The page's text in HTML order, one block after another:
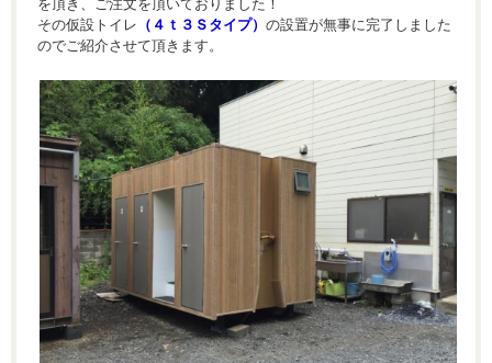
を頂き、ご注文を頂いておりました！
その仮設トイレ （４ｔ３Ｓタイプ） の設置が無事に完了しました
のでご紹介させて頂きます。